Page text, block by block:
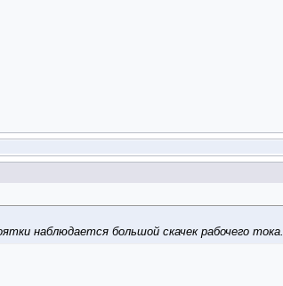
наблюдается большой скачек рабочего тока.